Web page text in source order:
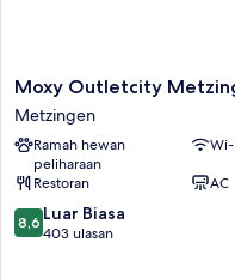
Moxy
Outletcity
Metzingen
Metzingen
Moxy Outletcity
Metzingen
Ramah hewan
peliharaan
Wi-
Restoran
AC
8.6
dari
8,6 Luar Biasa
403 ulasan